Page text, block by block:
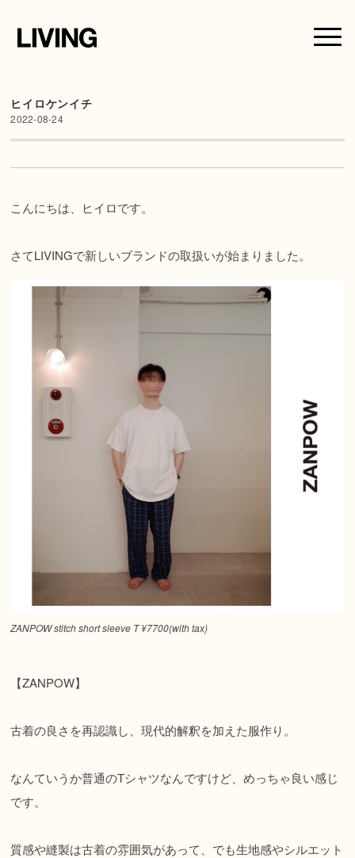
ヒイロケンイチ
2022-08-24
こんにちは、ヒイロです。
さてLIVINGで新しいブランドの取扱いが始まりました。
ZANPOW stitch short sleeve T ¥7700(with tax)
【ZANPOW】
古着の良さを再認識し、現代的解釈を加えた服作り。
なんていうか普通のTシャツなんですけど、めっちゃ良い感じ
です。
質感や縫製は古着の雰囲気があって、でも生地感やシルエット